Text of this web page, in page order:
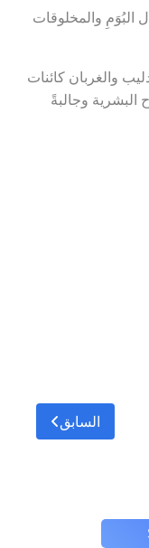
البُوَمِ والمخلوقات
والغربان كائنات
وجالبةً
السابق